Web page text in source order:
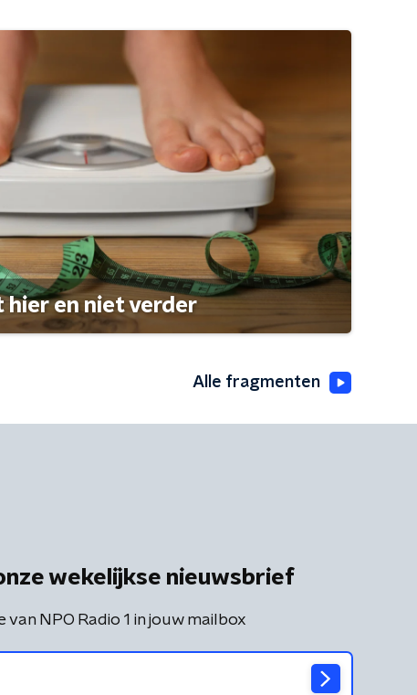
en niet verder
Alle fragmenten
wekelijkse nieuwsbrief
NPO Radio 1 in jouw mailbox